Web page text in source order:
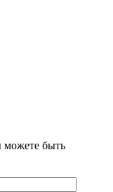
можете быть